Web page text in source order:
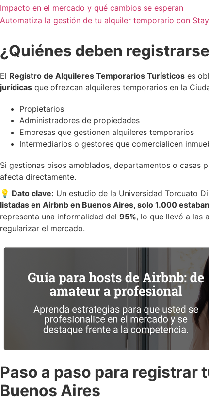
Impacto en el mercado y qué cambios se esperan
Automatiza la gestión de tu alquiler temporario con
¿Quiénes deben
El Registro de Alquileres Temporarios Turísticos es
jurídicas que ofrezcan alquileres temporarios en la
Propietarios
Administradores de propiedades
Empresas que gestionen alquileres temporarios
Intermediarios o gestores que comercialicen
Si gestionas pisos amoblados, departamentos o casas
afecta directamente.
💡 Dato clave: Un estudio de la Universidad Torcuato
listadas en Airbnb en Buenos Aires, solo 1.000
representa una informalidad del 95%, lo que llevó a las
regularizar el mercado.
Paso a paso para registrar
Buenos Aires